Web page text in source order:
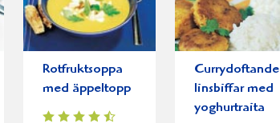
Rotfruktsoppa
med äppeltopp
Currydoftande
linsbiffar med
yoghurtraita